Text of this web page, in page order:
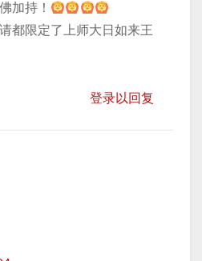
加持！
都限定了上师大日如来王
登录以回复